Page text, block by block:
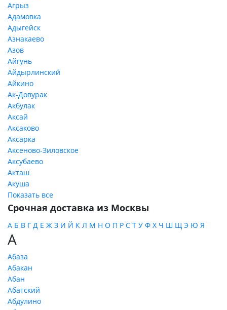
Агрыз
Адамовка
Адыгейск
Азнакаево
Азов
Айгунь
Айдырлинский
Айкино
Ак-Довурак
Акбулак
Аксай
Аксаково
Аксарка
Аксеново-Зиловское
Аксубаево
Акташ
Акуша
Показать все
Срочная доставка из Москвы
А Б В Г Д Е Ж З И Й К Л М Н О П Р С Т У Ф Х Ч Ш Щ Э Ю Я
А
Абаза
Абакан
Абан
Абатский
Абдулино